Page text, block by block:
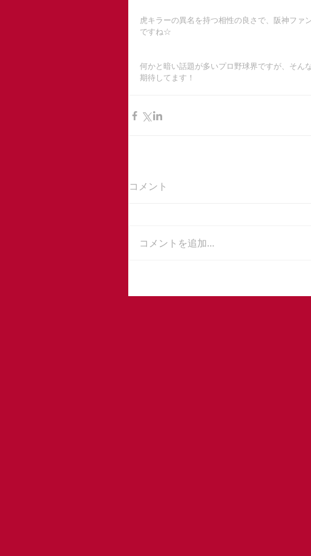
虎キラーの異名を持つ相性の良さで、阪神ファ
ですね☆
何かと暗い話題が多いプロ野球界ですが、そん
期待してます！
コメント
コメントを追加…